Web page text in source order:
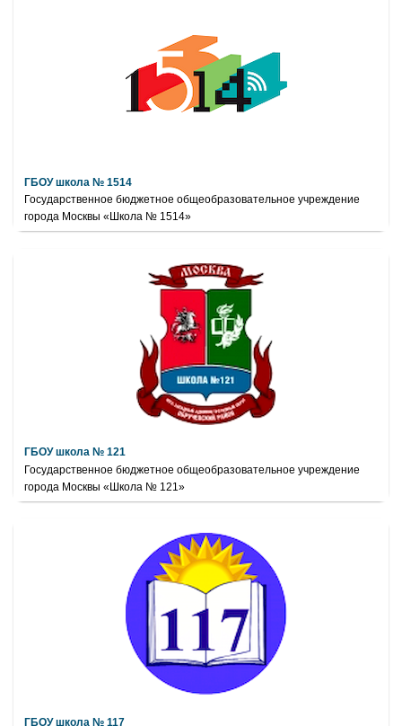
ГБОУ школа № 1514
Государственное бюджетное общеобразовательное учреждение
города Москвы «Школа № 1514»
ГБОУ школа № 121
Государственное бюджетное общеобразовательное учреждение
города Москвы «Школа № 121»
ГБОУ школа № 117